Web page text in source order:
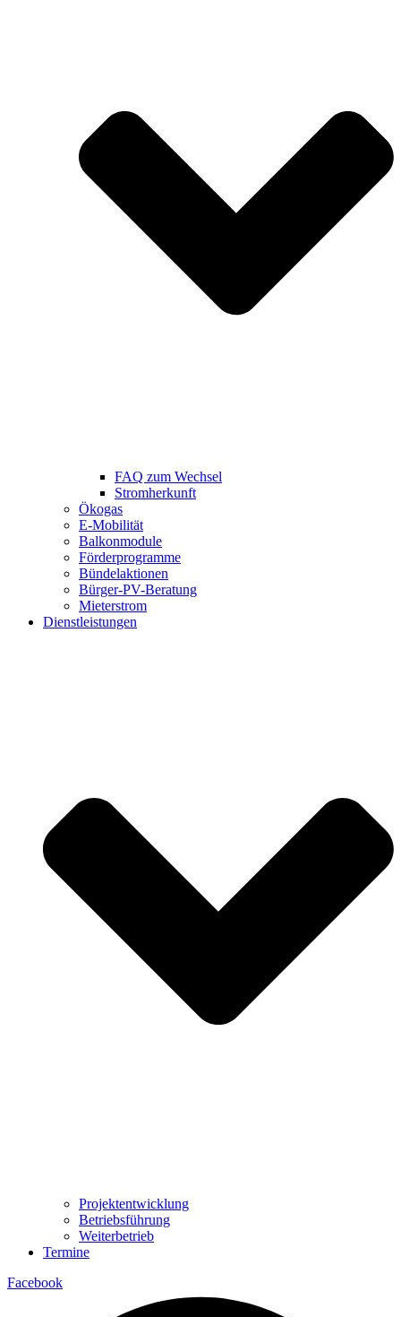
FAQ zum Wechsel
Stromherkunft
Ökogas
E-Mobilität
Balkonmodule
Förderprogramme
Bündelaktionen
Bürger-PV-Beratung
Mieterstrom
Dienstleistungen
Projektentwicklung
Betriebsführung
Weiterbetrieb
Termine
Facebook